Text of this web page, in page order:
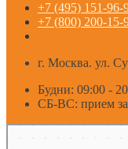
+7 (495) 151-96-
+7 (800) 200-15-
г. Москва. ул.
Будни: 09:00 -
СБ-ВС: прием